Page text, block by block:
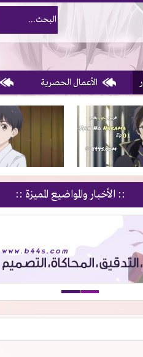
الأعمال الحصرية
1, 2, 3 & 4of 10
:: الأخبار والمواضيع المميزة ::